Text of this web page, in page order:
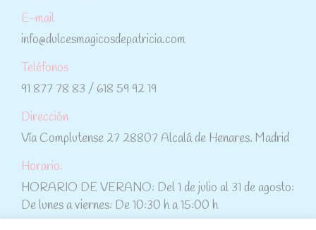
E-mail
info@dulcesmagicosdepatricia.com
Teléfonos
91 877 78 83 / 618 59 92 19
Dirección
Vía Complutense 27 28807 Alcalá de Henares. Madrid
Horario:
HORARIO DE VERANO: Del 1 de julio al 31 de agosto:
De lunes a viernes: De 10:30 h a 15:00 h